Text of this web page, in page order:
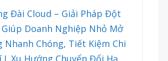
Đài Cloud – Giải Pháp Đột
Giúp Doanh Nghiệp Nhỏ Mở
Nhanh Chóng, Tiết Kiệm Chi
I. Xu Hướng Chuyển Đổi Hạ